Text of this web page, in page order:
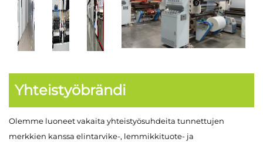
Yhteistyöbrändi
Olemme luoneet vakaita yhteistyösuhdeita tunnettujen
merkkien kanssa elintarvike-, lemmikkituote- ja